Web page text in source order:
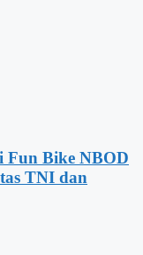
Bike NBOD
TNI dan